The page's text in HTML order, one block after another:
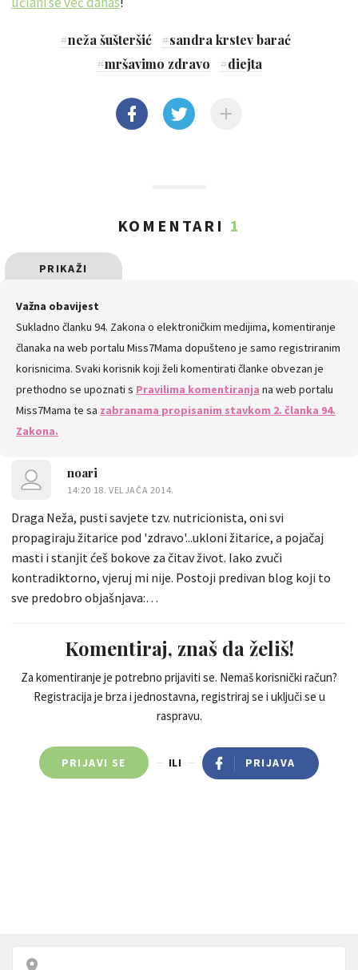
#neža šušteršić #sandra krstev barać
#mršavimo zdravo #diejta
KOMENTARI 1
PRIKAŽI
SVE
KOMENTARE
Važna obavijest
Sukladno članku 94. Zakona o elektroničkim medijima, komentiranje
članaka na web portalu Miss7Mama dopušteno je samo registriranim
korisnicima. Svaki korisnik koji želi komentirati članke obvezan je
prethodno se upoznati s Pravilima komentiranja na web portalu
Miss7Mama te sa zabranama propisanim stavkom 2. članka 94.
Zakona.
noari
14:20 18. VELJAČA 2014.
Draga Neža, pusti savjete tzv. nutricionista, oni svi
propagiraju žitarice pod 'zdravo'...ukloni žitarice, a pojačaj
masti i stanjit ćeš bokove za čitav život. Iako zvuči
kontradiktorno, vjeruj mi nije. Postoji predivan blog koji to
sve predobro objašnjava:
Komentiraj, znaš da želiš!
Za komentiranje je potrebno prijaviti se. Nemaš korisnički račun?
Registracija je brza i jednostavna, registriraj se i uključi se u
raspravu.
PRIJAVI SE ILI PRIJAVA